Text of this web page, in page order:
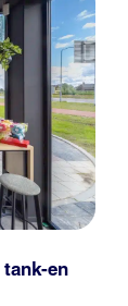
tank-en